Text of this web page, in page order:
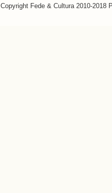
Copyright Fede & Cultura 2010-2018